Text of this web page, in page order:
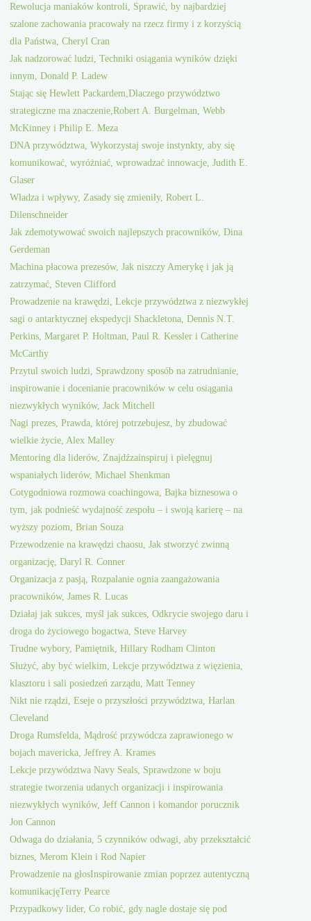
Rewolucja maniaków kontroli, Sprawić, by najbardziej
szalone zachowania pracowały na rzecz firmy i z korzyścią
dla Państwa, Cheryl Cran
Jak nadzorować ludzi, Techniki osiągania wyników dzięki
innym, Donald P. Ladew
Stając się Hewlett Packardem,Dlaczego przywództwo
strategiczne ma znaczenie,Robert A. Burgelman, Webb
McKinney i Philip E. Meza
DNA przywództwa, Wykorzystaj swoje instynkty, aby się
komunikować, wyróżniać, wprowadzać innowacje, Judith E.
Glaser
Władza i wpływy, Zasady się zmieniły, Robert L.
Dilenschneider
Jak zdemotywować swoich najlepszych pracowników, Dina
Gerdeman
Machina płacowa prezesów, Jak niszczy Amerykę i jak ją
zatrzymać, Steven Clifford
Prowadzenie na krawędzi, Lekcje przywództwa z niezwykłej
sagi o antarktycznej ekspedycji Shackletona, Dennis N.T.
Perkins, Margaret P. Holtman, Paul R. Kessler i Catherine
McCarthy
Przytul swoich ludzi, Sprawdzony sposób na zatrudnianie,
inspirowanie i docenianie pracowników w celu osiągania
niezwykłych wyników, Jack Mitchell
Nagi prezes, Prawda, której potrzebujesz, by zbudować
wielkie życie, Alex Malley
Mentoring dla liderów, Znajdźzainspiruj i pielęgnuj
wspaniałych liderów, Michael Shenkman
Cotygodniowa rozmowa coachingowa, Bajka biznesowa o
tym, jak podnieść wydajność zespołu – i swoją karierę – na
wyższy poziom, Brian Souza
Przewodzenie na krawędzi chaosu, Jak stworzyć zwinną
organizację, Daryl R. Conner
Organizacja z pasją, Rozpalanie ognia zaangażowania
pracowników, James R. Lucas
Działaj jak sukces, myśl jak sukces, Odkrycie swojego daru i
droga do życiowego bogactwa, Steve Harvey
Trudne wybory, Pamiętnik, Hillary Rodham Clinton
Służyć, aby być wielkim, Lekcje przywództwa z więzienia,
klasztoru i sali posiedzeń zarządu, Matt Tenney
Nikt nie rządzi, Eseje o przyszłości przywództwa, Harlan
Cleveland
Droga Rumsfelda, Mądrość przywódcza zaprawionego w
bojach mavericka, Jeffrey A. Krames
Lekcje przywództwa Navy Seals, Sprawdzone w boju
strategie tworzenia udanych organizacji i inspirowania
niezwykłych wyników, Jeff Cannon i komandor porucznik
Jon Cannon
Odwaga do działania, 5 czynników odwagi, aby przekształcić
biznes, Merom Klein i Rod Napier
Prowadzenie na głosInspirowanie zmian poprzez autentyczną
komunikacjęTerry Pearce
Przypadkowy lider, Co robić, gdy nagle dostaje się pod